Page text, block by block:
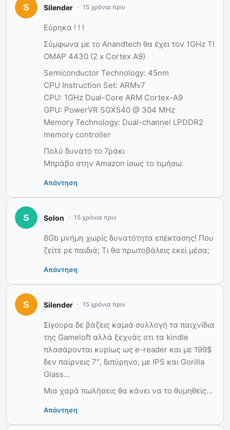
Silender 15 χρόνια πριν
Εύρηκα ! ! !
Σύμφωνα με το Anandtech θα έχει τον 1GHz TI
OMAP 4430 (2 x Cortex A9)
Semiconductor Technology: 45nm
CPU Instruction Set: ARMv7
CPU: 1GHz Dual-Core ARM Cortex-A9
GPU: PowerVR SGX540 @ 304 MHz
Memory Technology: Dual-channel LPDDR2
memory controller
Πολύ δυνατό το 7ράκι
Μπράβο στην Amazon ίσως το τιμήσω.
Απάντηση
Solon 15 χρόνια πριν
8Gb μνήμη χωρίς δυνατότητα επέκτασης! Που
ζείτε ρε παιδιά; Τι θα πρωτοβάλεις εκεί μέσα;
Απάντηση
Silender 15 χρόνια πριν
Σίγουρα δε βάζεις καμιά συλλογή τα παιχνίδια
της Gameloft αλλά ξεχνάς οτι τα kindle
πλασάρονται κυρίως ως e-reader και με 199$
δεν παίρνεις 7″, διπύρηνο, με IPS και Gorilla
Glass…
Μια χαρά πωλήσεις θα κάνει να το θυμηθείς…
Απάντηση